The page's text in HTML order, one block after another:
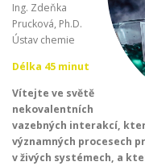
Ing. Zdeňka
Prucková, Ph.D.
Ústav chemie
Délka 45 minut
Vítejte ve světě
nekovalentních
vazebných interakcí,
významných procesech
v živých systémech, a